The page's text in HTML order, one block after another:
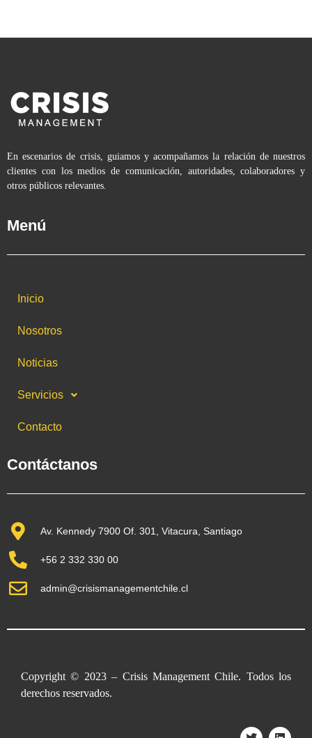
En escenarios de crisis, guiamos y acompañamos la relación de nuestros
clientes con los medios de comunicación, autoridades, colaboradores y
otros públicos relevantes.
Menú
Inicio
Nosotros
Noticias
Servicios
Contacto
Contáctanos
Av. Kennedy 7900 Of. 301, Vitacura, Santiago
+56 2 332 330 00
admin@crisismanagementchile.cl
Copyright © 2023 – Crisis Management Chile. Todos los
derechos reservados.